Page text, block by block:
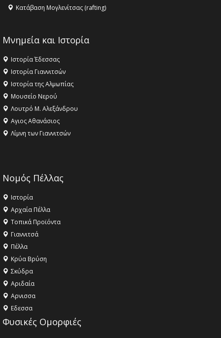
Κατάβαση Μογλενίτσας (rafting)
Μνημεία και Ιστορία
Ιστορία Έδεσσας
Ιστορία Γιαννιτσών
Ιστορία της Αλμωπίας
Μουσείο Νερού
Λουτρό Μ. Αλεξάνδρου
Αγιος Αθανάσιος
Λίμνη των Γιαννιτσών
Νομός Πέλλας
Ιστορία
Αρχαία Πέλλα
Τοπικά Προϊόντα
Γιαννιτσά
Πέλλα
Κρύα Βρύση
Σκύδρα
Αριδαία
Aρνισσα
Eδεσσα
Φυσικές Ομορφιές